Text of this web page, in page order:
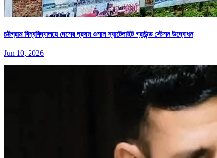
চট্টগ্রাম বিশ্ববিদ্যালয়ে দেশের প্রথম ওশান স্যাটেলাইট গ্রাউন্ড স্টেশন উদ্বোধন
Jun 10, 2026